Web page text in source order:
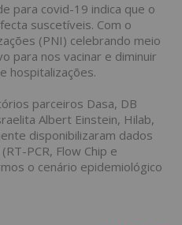
para covid-19 indica que o
suscetíveis. Com o
(PNI) celebrando meio
para nos vacinar e diminuir
hospitalizações.
parceiros Dasa, DB
Albert Einstein, Hilab,
disponibilizaram dados
PCR, Flow Chip e
o cenário epidemiológico